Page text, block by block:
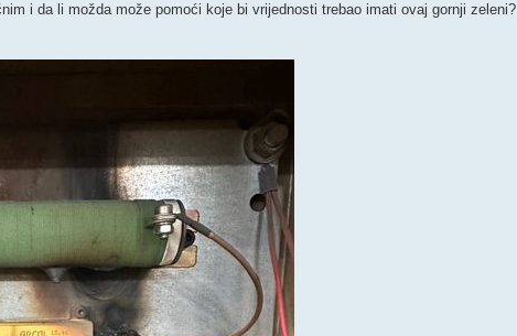
i da li možda može pomoći koje bi vrijednosti trebao imati ovaj gornji zeleni?